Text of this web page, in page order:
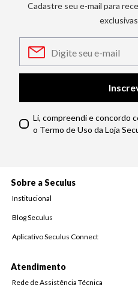
Cadastre seu e-mail para
Li, compreendi e concordo
o Termo de Uso da Loja
Sobre a Seculus
Institucional
Blog Seculus
Aplicativo Seculus Connect
Atendimento
Rede de Assistência Técnica